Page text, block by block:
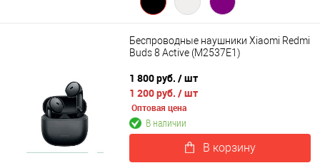
Беспроводные наушники Xiaomi Redmi
Buds 8 Active (M2537E1)
1 800 руб. / шт
1 200 руб. / шт
Оптовая цена
В наличии
В корзину